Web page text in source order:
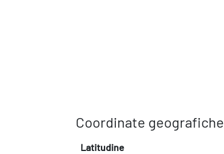
Coordinate geografiche
Latitudine